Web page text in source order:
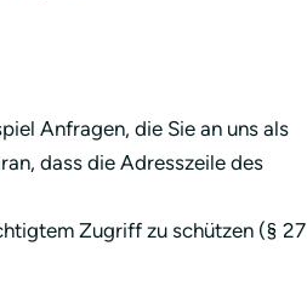
Anfragen, die Sie an uns als
dass die Adresszeile des
Zugriff zu schützen (§ 27